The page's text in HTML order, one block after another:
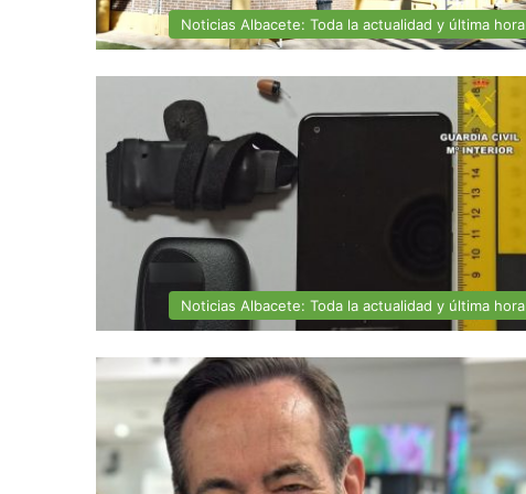
Noticias Albacete: Toda la actualidad y última hora
Noticias Albacete: Toda la actualidad y última hora